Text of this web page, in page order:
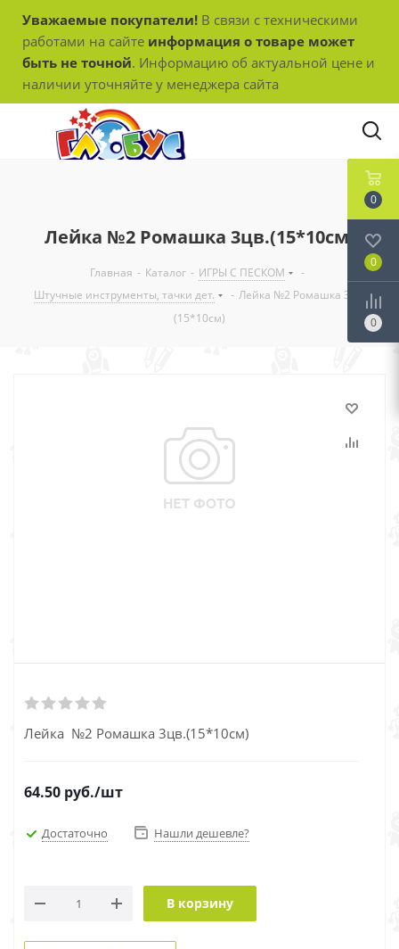
Уважаемые покупатели! В связи с техническими
работами на сайте информация о товаре может
быть не точной. Информацию об актуальной цене и
наличии уточняйте у менеджера сайта
Лейка №2 Ромашка 3цв.(15*10см)
Главная - Каталог - ИГРЫ С ПЕСКОМ
-
Штучные инструменты, тачки дет.
- Лейка №2 Ромашка 3цв.
(15*10см)
Лейка №2 Ромашка 3цв.(15*10см)
64.50 руб./шт
Достаточно Нашли дешевле?
В корзину
0
0
0